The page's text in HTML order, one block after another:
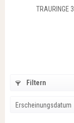
TRAURINGE
Filtern